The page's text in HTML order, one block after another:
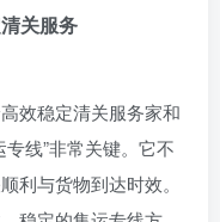
关服务
效稳定清关服务家和
线”非常关键。它不
利与货物到达时效。